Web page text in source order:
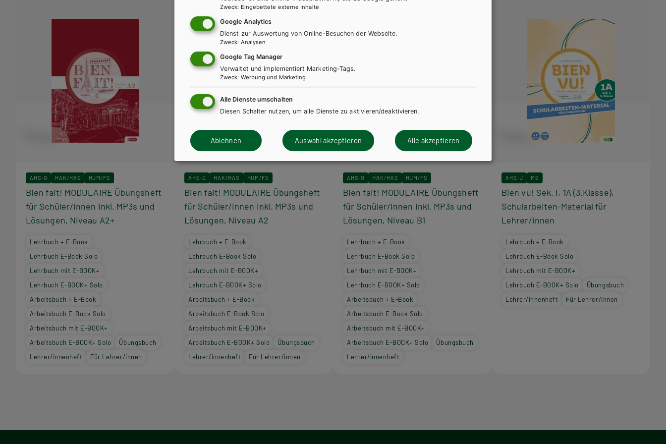
AHS-O HAK/HAS HUM/FS
Bien fait! MODULAIRE Übungsheft
für Schüler/innen inkl. MP3s und
Lösungen, Niveau A2+
Lehrbuch + E-Book
Lehrbuch E-Book Solo
Lehrbuch mit E-BOOK+
Lehrbuch E-BOOK+ Solo
Arbeitsbuch + E-Book
Arbeitsbuch E-Book Solo
Arbeitsbuch mit E-BOOK+
Arbeitsbuch E-BOOK+ Solo
Übungsbuch
Lehrer/innenheft
Für Lehrer/innen
AHS-O HAK/HAS HUM/FS
Bien fait! MODULAIRE Übungsheft
für Schüler/innen inkl. MP3s und
Lösungen, Niveau A2
Lehrbuch + E-Book
Lehrbuch E-Book Solo
Lehrbuch mit E-BOOK+
Lehrbuch E-BOOK+ Solo
Arbeitsbuch + E-Book
Arbeitsbuch E-Book Solo
Arbeitsbuch mit E-BOOK+
Arbeitsbuch E-BOOK+ Solo
Übungsbuch
Lehrer/innenheft
Für Lehrer/innen
AHS-O HAK/HAS HUM/FS
Bien fait! MODULAIRE Übungsheft
für Schüler/innen inkl. MP3s und
Lösungen, Niveau B1
Lehrbuch + E-Book
Lehrbuch E-Book Solo
Lehrbuch mit E-BOOK+
Lehrbuch E-BOOK+ Solo
Arbeitsbuch + E-Book
Arbeitsbuch E-Book Solo
Arbeitsbuch mit E-BOOK+
Arbeitsbuch E-BOOK+ Solo
Übungsbuch
Lehrer/innenheft
AHS-U MS
Bien vu! Sek. I, 1A (3.Klasse),
Schularbeiten-Material für
Lehrer/innen
Lehrbuch + E-Book
Lehrbuch E-Book Solo
Lehrbuch mit E-BOOK+
Lehrbuch E-BOOK+ Solo
Übungsbuch
Lehrer/innenheft
Für Lehrer/innen
Zweck: Eingebettete externe Inhalte
Google Analytics
Dienst zur Auswertung von Online-Besuchen der Webseite.
Zweck: Analysen
Google Tag Manager
Verwaltet und implementiert Marketing-Tags.
Zweck: Werbung und Marketing
Alle Dienste umschalten
Diesen Schalter nutzen, um alle Dienste zu aktivieren/deaktivieren.
Ablehnen Auswahl akzeptieren Alle akzeptieren